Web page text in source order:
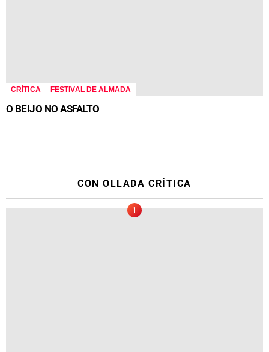
CRÍTICA FESTIVAL DE ALMADA
O BEIJO NO ASFALTO
CON OLLADA CRÍTICA